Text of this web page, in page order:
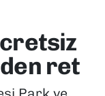
ret